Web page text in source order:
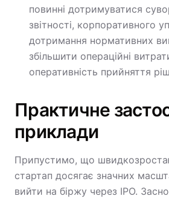
повинні дотримуватися
звітності, корпоративного
дотримання нормативних
збільшити операційні
оперативність прийняття
Практичне
приклади
Припустимо, що
стартап досягає значних
вийти на біржу через IPO.